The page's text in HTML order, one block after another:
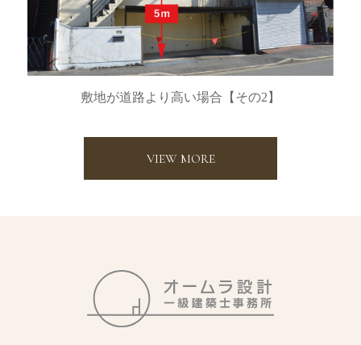
敷地が道路より高い場合【その2】
VIEW MORE